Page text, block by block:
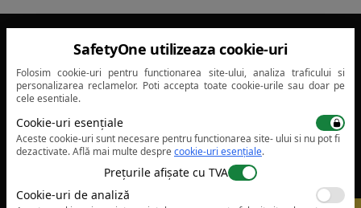
0800 800 047
Linie Telefonica Gratuita
Companie
SafetyOne utilizeaza cookie-uri
Folosim cookie-uri pentru functionarea site-ului, analiza traficului si
personalizarea reclamelor. Poti accepta toate cookie-urile sau doar pe
cele esentiale.
Cookie-uri esențiale
Aceste cookie-uri sunt necesare pentru functionarea site- ului si nu pot fi
dezactivate.Află mai multe desprecookie-uri esențiale.
Prețurile afișate cu TVA
Cookie-uri de analiză